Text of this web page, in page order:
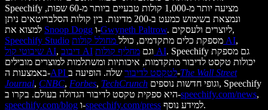
Speechify מציעה יותר מ-1,000 קולות טבעיים ביותר מ-60 שפות,
ונמצאת בשימוש כמעט ב-200 מדינות. בין קולות הסלבריטאים ניתן
Snoop Dogg ו-Gwyneth Paltrow
. ליוצרים ולעסקים,
Speechify Studio
מספקת כלים מתקדמים, כולל מחולל קולות AI,
שיבוטי קול AI, דיבוב AI וגם מחליף קולות AI. Speechify גם מספקת
יכולות טקסט לדיבור מתקדמות, איכותיות ומשתלמות למוצרים מובילים
באמצעות ה-
API לטקסט לדיבורשלה. הופיעה ב-The Wall Street
Journal, CNBC, Forbes, TechCrunch
היא ספקית טקסט לדיבור הגדולה בעולם. בקרו ב-speechify.com/news,
speechify.com/blog ו-speechify.com/press למידע נוסף.